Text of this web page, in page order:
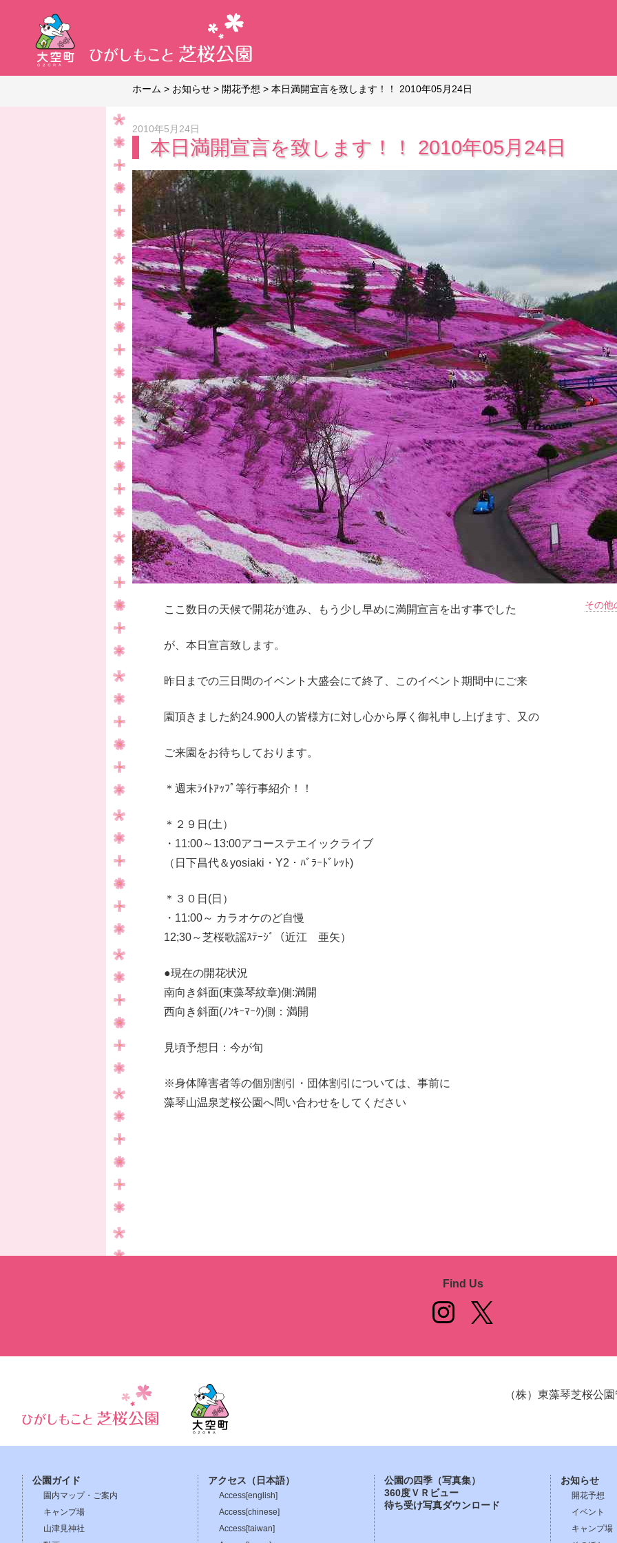
ホーム > お知らせ > 開花予想 > 本日満開宣言を致します！！ 2010年05月24日
2010年5月24日
本日満開宣言を致します！！ 2010年05月24日
ここ数日の天候で開花が進み、もう少し早めに満開宣言を出す事でした
が、本日宣言致します。
昨日までの三日間のイベント大盛会にて終了、このイベント期間中にご来
園頂きました約24.900人の皆様方に対し心から厚く御礼申し上げます、又の
ご来園をお待ちしております。
＊週末ﾗｲﾄｱｯﾌﾟ等行事紹介！！
＊２９日(土）
・11:00～13:00アコーステエイックライブ
（日下昌代＆yosiaki・Y2・ﾊﾞﾗｰﾄﾞﾚｯﾄ)
＊３０日(日）
・11:00～ カラオケのど自慢
12;30～芝桜歌謡ｽﾃｰｼﾞ（近江 亜矢）
●現在の開花状況
南向き斜面(東藻琴紋章)側:満開
西向き斜面(ﾉﾝｷｰﾏｰｸ)側：満開
見頃予想日：今が旬
※身体障害者等の個別割引・団体割引については、事前に
藻琴山温泉芝桜公園へ問い合わせをしてください
その他
Find Us
（株）東藻琴芝桜公
公園ガイド
園内マップ・ご案内
キャンプ場
山津見神社
アクセス（日本語）
Access[english]
Access[chinese]
Access[taiwan]
公園の四季（写真集）
360度ＶＲビュー
待ち受け写真ダウンロード
お知らせ
開花予想
イベント
キャンプ場